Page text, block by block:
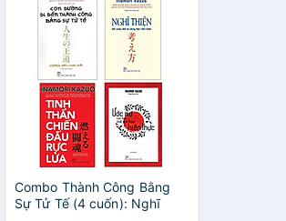
Combo Thành Công Bằng
Sự Tử Tế (4 cuốn): Nghĩ